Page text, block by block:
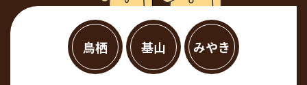
鳥栖 基山 みやき